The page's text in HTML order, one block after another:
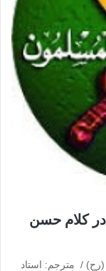
کلام حسن
(رح) / مترجم: استاد